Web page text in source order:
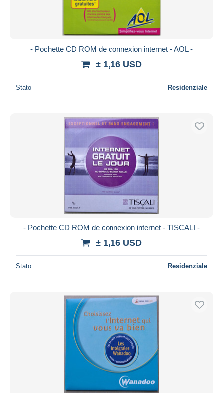
- Pochette CD ROM de connexion internet - AOL -
± 1,16 USD
Stato Residenziale
- Pochette CD ROM de connexion internet - TISCALI -
± 1,16 USD
Stato Residenziale